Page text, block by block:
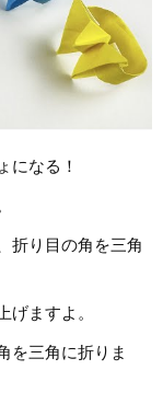
になる！
折り目の角を三角
げますよ。
を三角に折りま